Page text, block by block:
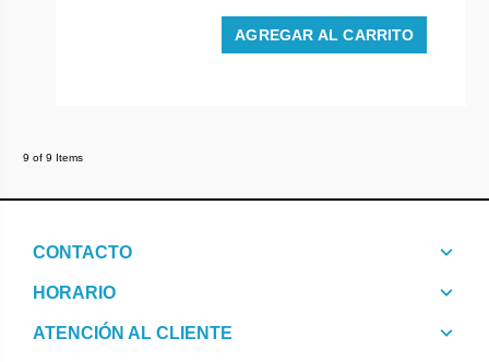
AGREGAR AL CARRITO
9 of 9 Items
CONTACTO
HORARIO
ATENCIÓN AL CLIENTE